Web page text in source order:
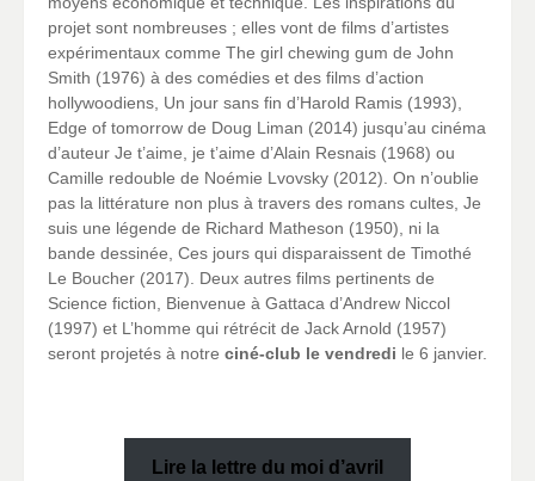
projet sont nombreuses ; elles vont de films d’artistes
expérimentaux comme The girl chewing gum de John
Smith (1976) à des comédies et des films d’action
hollywoodiens, Un jour sans fin d’Harold Ramis (1993),
Edge of tomorrow de Doug Liman (2014) jusqu’au cinéma
d’auteur Je t’aime, je t’aime d’Alain Resnais (1968) ou
Camille redouble de Noémie Lvovsky (2012). On n’oublie
pas la littérature non plus à travers des romans cultes, Je
suis une légende de Richard Matheson (1950), ni la
bande dessinée, Ces jours qui disparaissent de Timothé
Le Boucher (2017). Deux autres films pertinents de
Science fiction, Bienvenue à Gattaca d’Andrew Niccol
(1997) et L’homme qui rétrécit de Jack Arnold (1957)
seront projetés à notre ciné-club le vendredi le 6 janvier.
Lire la lettre du moi d’avril